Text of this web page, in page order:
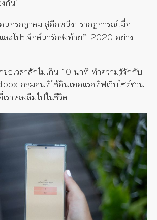
อนกรกฎาคม สู่อีกหนึ่งปรากฏการณ์เมื่อ
ะโปรเจ็กต์น่ารักส่งท้ายปี 2020 อย่าง
ขอเวลาสักไม่เกิน 10 นาที ทำความรู้จักกับ
กลุ่มคนที่ใช้อินเทอแรคทีฟเว็บไซต์ชวน
ราหลงลืมไปในชีวิต